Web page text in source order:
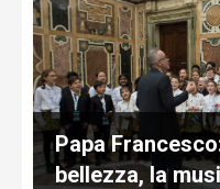
Papa
bellezza, la